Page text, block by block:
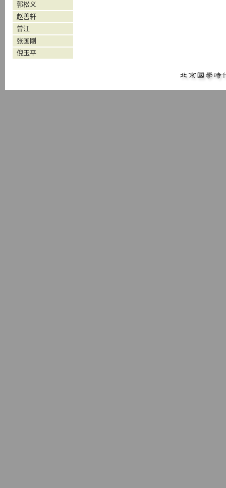
郭松义
赵善轩
曾江
张国刚
倪玉平